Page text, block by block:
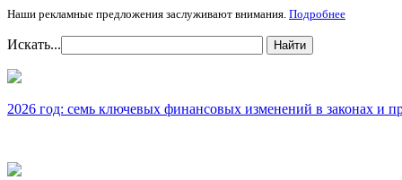
Наши рекламные предложения заслуживают внимания. Подробнее
Искать... Найти
2026 год: семь ключевых финансовых изменений в законах и